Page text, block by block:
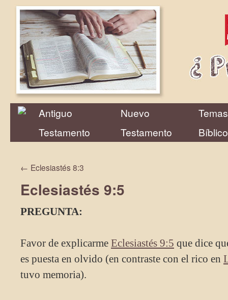
Antiguo
Testamento
Nuevo
Testamento
Temas
← Eclesiastés 8:3
Eclesiastés 9:5
PREGUNTA:
Favor de explicarme Eclesiastés 9:5 que dice
es puesta en olvido (en contraste con el rico en
tuvo memoria).